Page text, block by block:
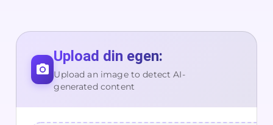
Upload din egen:
Upload an image to detect AI-
generated content